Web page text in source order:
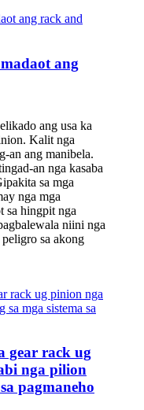
ang
ang usa ka
Kalit nga
an ang manibela.
an nga kasaba
sa mga
nga mga
sa hingpit nga
niini nga
sa akong
gear rack ug
nga pilion
pagmaneho